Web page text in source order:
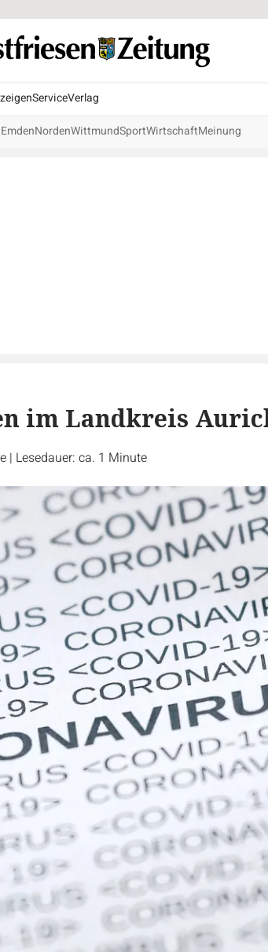
ServiceVerlag
EmdenNordenWittmundSportWirtschaftMeinung
im Landkreis
| Lesedauer: ca. 1 Minute